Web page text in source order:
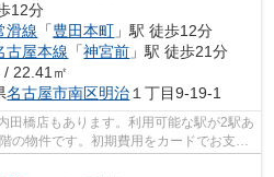
12分
滑線 「豊田本町 」駅 徒歩12分
古屋本線 「神宮前 」駅 徒歩21分
/ 22.41㎡
名古屋市南区明治 １丁目9-19-1
田橋店もあります。利用可能な駅が2駅あ
の物件です。初期費用をカードでお支払
た...